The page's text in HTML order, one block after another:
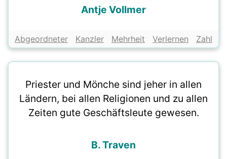
Antje Vollmer
Abgeordneter Kanzler Mehrheit Verlernen Zahl
Priester und Mönche sind jeher in allen
Ländern, bei allen Religionen und zu allen
Zeiten gute Geschäftsleute gewesen.
B. Traven